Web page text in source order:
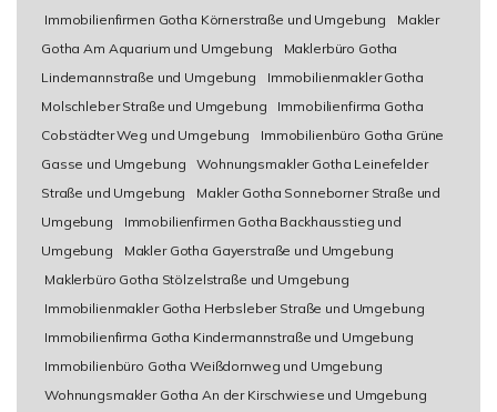
Immobilienfirmen Gotha Körnerstraße und Umgebung
Makler
Gotha Am Aquarium und Umgebung
Maklerbüro Gotha
Lindemannstraße und Umgebung
Immobilienmakler Gotha
Molschleber Straße und Umgebung
Immobilienfirma Gotha
Cobstädter Weg und Umgebung
Immobilienbüro Gotha Grüne
Gasse und Umgebung
Wohnungsmakler Gotha Leinefelder
Straße und Umgebung
Makler Gotha Sonneborner Straße und
Umgebung
Immobilienfirmen Gotha Backhausstieg und
Umgebung
Makler Gotha Gayerstraße und Umgebung
Maklerbüro Gotha Stölzelstraße und Umgebung
Immobilienmakler Gotha Herbsleber Straße und Umgebung
Immobilienfirma Gotha Kindermannstraße und Umgebung
Immobilienbüro Gotha Weißdornweg und Umgebung
Wohnungsmakler Gotha An der Kirschwiese und Umgebung